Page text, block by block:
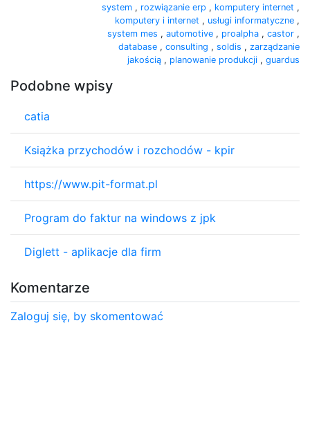
system , rozwiązanie erp , komputery internet ,
komputery i internet , usługi informatyczne ,
system mes , automotive , proalpha , castor ,
database , consulting , soldis , zarządzanie
jakością , planowanie produkcji , guardus
Podobne wpisy
catia
Książka przychodów i rozchodów - kpir
https://www.pit-format.pl
Program do faktur na windows z jpk
Diglett - aplikacje dla firm
Komentarze
Zaloguj się, by skomentować